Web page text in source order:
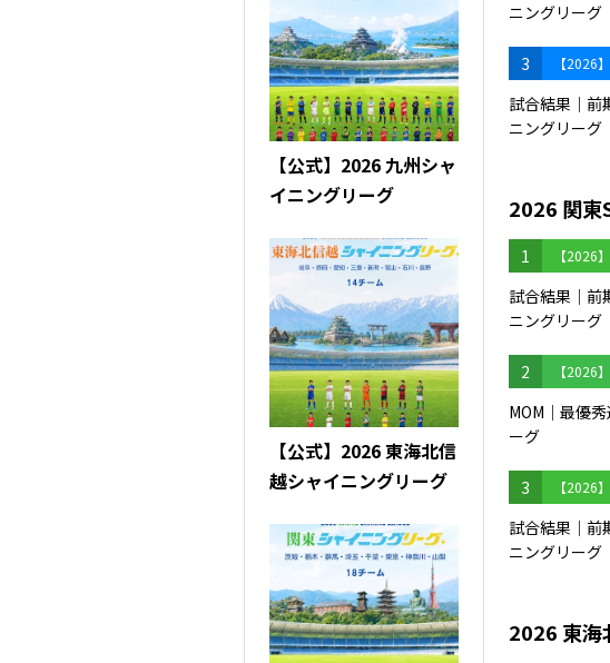
【公式】2026 九州シャ
イニングリーグ
【公式】2026 東海北信
越シャイニングリーグ
ニングリーグ
3 【2026
試合結果｜前
ニングリーグ
2026 関東
1 【2026
試合結果｜前
ニングリーグ
2 【2026
MOM｜最優
ーグ
3 【2026
試合結果｜前
ニングリーグ
2026 東海